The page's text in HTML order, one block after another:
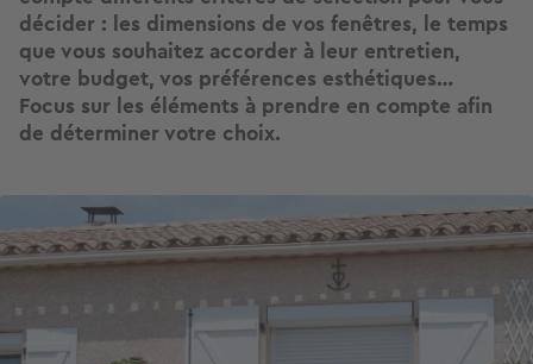
décider : les dimensions de vos fenêtres, le temps
que vous souhaitez accorder à leur entretien,
votre budget, vos préférences esthétiques…
Focus sur les éléments à prendre en compte afin
de déterminer votre choix.
Image